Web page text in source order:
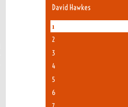
David Hawkes
1
2
3
4
5
6